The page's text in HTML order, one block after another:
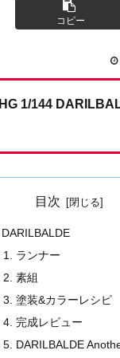
コピー
HG 1/144
目次
DARILBALDE
ランナー
素組
塗装&カラーレシピ
完成レビュー
DARILBALDE